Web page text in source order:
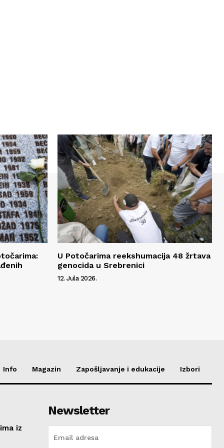
U Potočarima reekshumacija 48 žrtava
genocida u Srebrenici
12. Jula 2026.
Info Magazin Zapošljavanje i edukacije Izbori
iz
Newsletter